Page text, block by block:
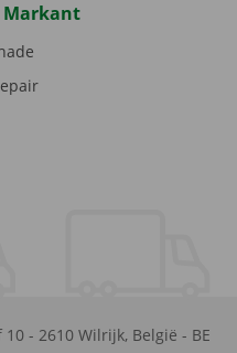
Markant
10 - 2610 Wilrijk, België - BE